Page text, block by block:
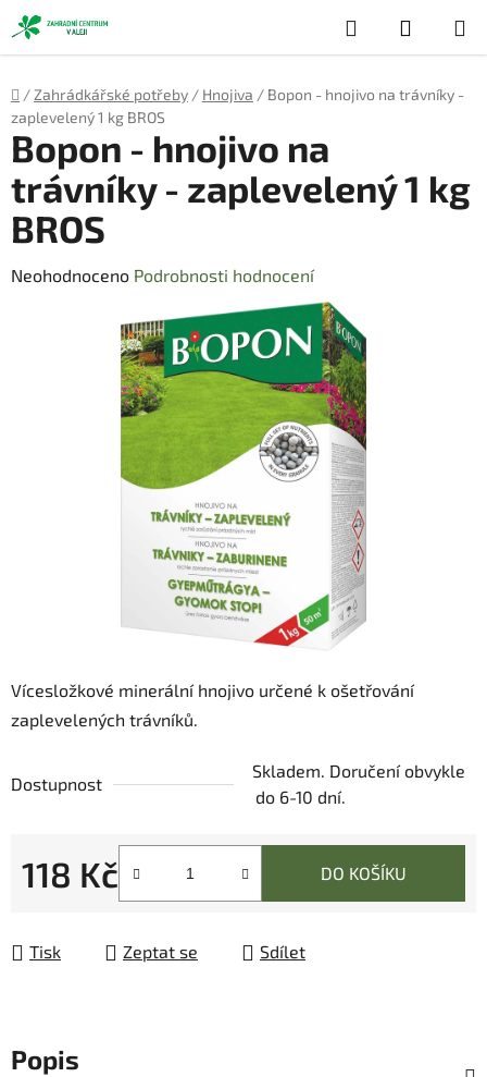
Přejít
na
obsah
Hledat
KOŠÍK
Domů
/ Zahrádkářské potřeby / Hnojiva / Bopon - hnojivo na trávníky -
zaplevelený 1 kg BROS
Vícesložkové minerální hnojivo určené k ošetřování
zaplevelených trávníků.
Dostupnost
Skladem. Doručení obvykle
do 6-10 dní.
118 Kč DO KOŠÍKU
Tisk Zeptat se Sdílet
Bopon - hnojivo na
trávníky - zaplevelený 1 kg
BROS
Průměrné
Neohodnoceno Podrobnosti hodnocení
Popis